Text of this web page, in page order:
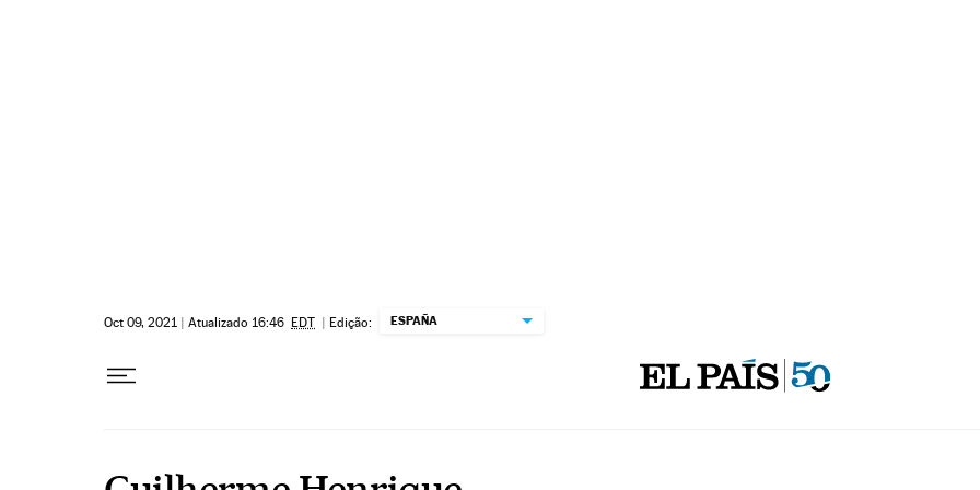
Oct 09, 2021 | Atualizado 16:46 EDT | Edição: ESPAÑA